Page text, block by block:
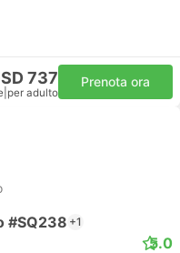
737
per adulto
Prenota ora
#SQ238 +1
5.0